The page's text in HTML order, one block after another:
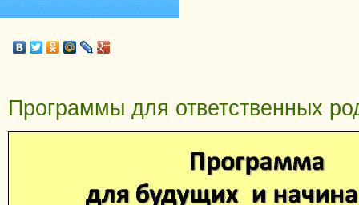
Программы для ответственных